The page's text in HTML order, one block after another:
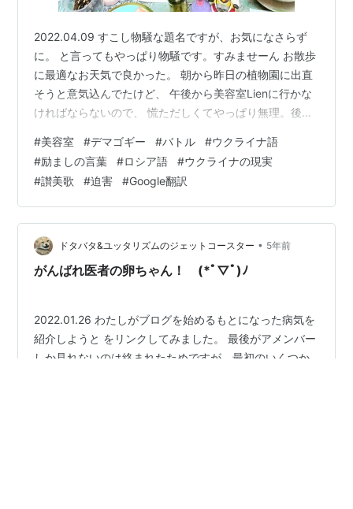
2022.04.09 すこし物騒な題名ですが、お気になさらず
に。 と言ってもやっぱり物騒です。すみませーん お散歩
に最適なお天気で良かった。 朝から昨日の植物園に出直
そうと意気込んでたけど、 午後から美容室Lienに行かな
ければならないので、 慌ただしくてやっぱり無理。後日
く 医療の陰謀論者とバトッてますが、アカウントいくつ
もあるので、 最近は元々作ってた平和な交流に使うアカ
ウントで、 ウクライナ語では励ましを、ロシア語では現
実を知らせてます Twitter社はロシアから撤退したので、
世界のロシア人が正確な情報を得て、 またロシア国…
#美容室 #デマゴギー #バトル #ウクライナ語
#励ましの言葉 #ロシア語 #ウクライナの現実
#讃美歌 #迫害 #Google翻訳
ドタバタ&ユッタリズムのジェットコースター • 5年前
がんばれ医者の卵ちゃん！ (*ﾟ▽ﾟ)ﾉ